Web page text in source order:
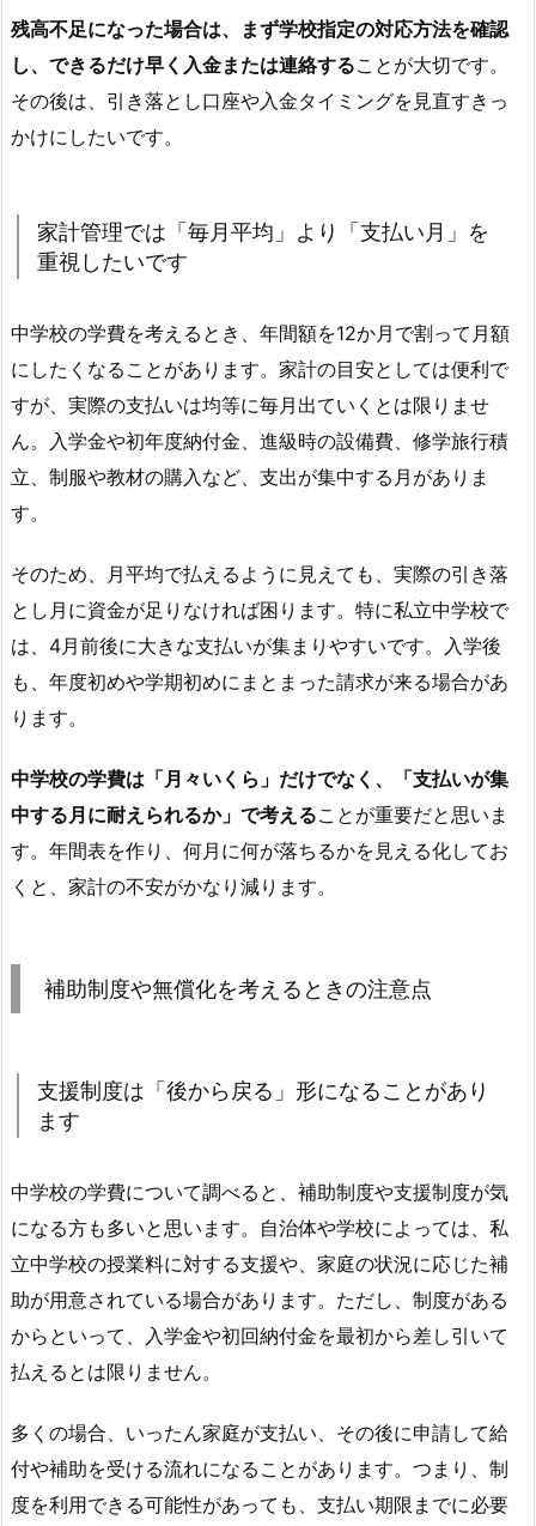
残高不足になった場合は、まず学校指定の対応方法を確認
し、できるだけ早く入金または連絡することが大切です。
その後は、引き落とし口座や入金タイミングを見直すきっ
かけにしたいです。
家計管理では「毎月平均」より「支払い月」を
重視したいです
中学校の学費を考えるとき、年間額を12か月で割って月額
にしたくなることがあります。家計の目安としては便利で
すが、実際の支払いは均等に毎月出ていくとは限りませ
ん。入学金や初年度納付金、進級時の設備費、修学旅行積
立、制服や教材の購入など、支出が集中する月がありま
す。
そのため、月平均で払えるように見えても、実際の引き落
とし月に資金が足りなければ困ります。特に私立中学校で
は、4月前後に大きな支払いが集まりやすいです。入学後
も、年度初めや学期初めにまとまった請求が来る場合があ
ります。
中学校の学費は「月々いくら」だけでなく、「支払いが集
中する月に耐えられるか」で考えることが重要だと思いま
す。年間表を作り、何月に何が落ちるかを見える化してお
くと、家計の不安がかなり減ります。
補助制度や無償化を考えるときの注意点
支援制度は「後から戻る」形になることがあり
ます
中学校の学費について調べると、補助制度や支援制度が気
になる方も多いと思います。自治体や学校によっては、私
立中学校の授業料に対する支援や、家庭の状況に応じた補
助が用意されている場合があります。ただし、制度がある
からといって、入学金や初回納付金を最初から差し引いて
払えるとは限りません。
多くの場合、いったん家庭が支払い、その後に申請して給
付や補助を受ける流れになることがあります。つまり、制
度を利用できる可能性があっても、支払い期限までに必要